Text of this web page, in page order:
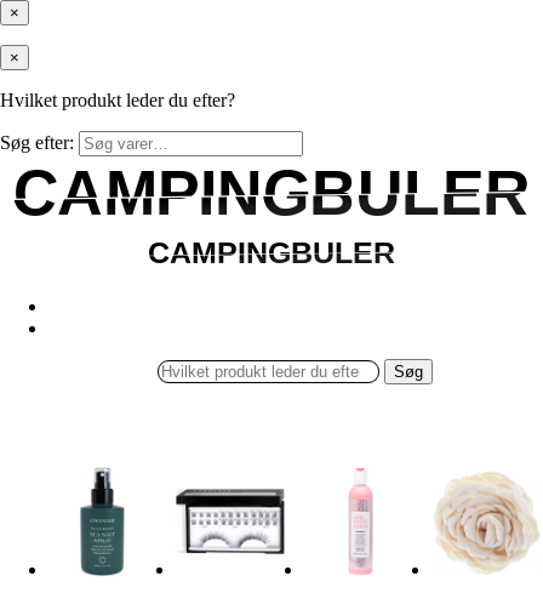
×
×
Hvilket produkt leder du efter?
Søg efter:
CAMPINGBULER
CAMPINGBULER
CAMPINGBULER
CAMPINGBULER
Søg